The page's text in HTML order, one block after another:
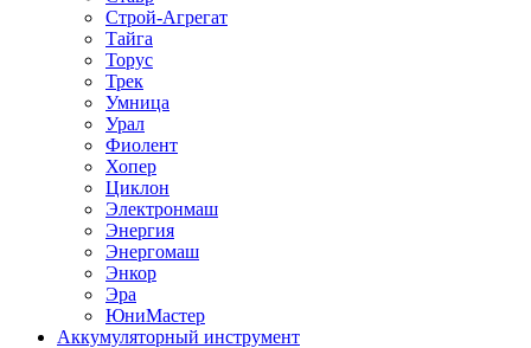
Строй-Агрегат
Тайга
Торус
Трек
Умница
Урал
Фиолент
Хопер
Циклон
Электронмаш
Энергия
Энергомаш
Энкор
Эра
ЮниМастер
Аккумуляторный инструмент